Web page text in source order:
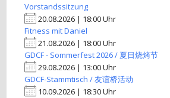
Vorstandssitzung
20.08.2026 | 18:00 Uhr
Fitness mit Daniel
21.08.2026 | 18:00 Uhr
GDCF - Sommerfest 2026 / 夏日烧烤节
29.08.2026 | 13:00 Uhr
GDCF-Stammtisch / 友谊桥活动
10.09.2026 | 18:30 Uhr